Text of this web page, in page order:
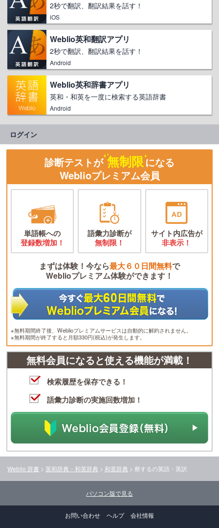
2秒で翻訳、翻訳結果を話す！
iOS
Weblio英和翻訳アプリ
2秒で翻訳、翻訳結果を話す！
Android
Weblio英和辞書アプリ
英和・和英を一度に検索する英語辞書
Android
ログイン
診断テストが 無制限になる
Weblioプレミアム会員
単語帳への
登録数増加！
語彙力診断が
無制限！
サイト内広告が
非表示！
まずは体験！今なら最大６０日間無料で
Weblioプレミアム体験ができます！
※無料期間終了後、Weblioプレミアムサービスは自動的に解約されません。
※無料期間が終了すると月額330円(税込)が発生します。
無料会員になると使える機能が満載！
検索履歴を保存できる！
語彙力診断の実施回数増加！
Weblio 辞書 > 英和辞典・和英辞典 > 和英辞典 > 察するの英語・英訳
パソコン版で見る
お問い合わせ ヘルプ 会社情報